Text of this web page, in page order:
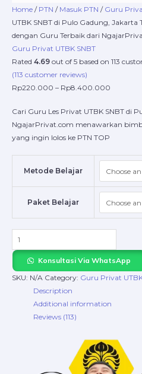
Home / PTN / Masuk PTN / Guru
UTBK SNBT di Pulo Gadung, Jakarta
dengan Guru Terbaik dari
Guru Privat UTBK SNBT
Rated 4.69 out of 5 based on 113
(113 customer reviews)
Rp220.000 – Rp8.400.000
Cari Guru Les Privat UTBK SNBT di
NgajarPrivat.com menawarkan
yang ingin lolos ke PTN TOP
Metode Belajar
Paket Belajar
dari
NgajarPrivat.com!
quantity
Konsultasi Via WhatsApp
SKU: N/A Category: Guru Privat
Description
Additional information
Reviews (113)